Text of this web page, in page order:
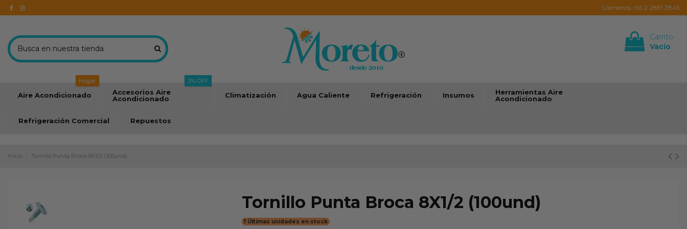
Llamenos +56 2 2881 3845
Carrito
Vacío
Aire Acondicionado
Hogar
Accesorios Aire
Acondicionado
3% OFF
Climatización Agua Caliente Refrigeración Insumos
Herramientas Aire
Acondicionado
Refrigeración Comercial Repuestos
Inicio Tornillo Punta Broca 8X1/2 (100und)
Tornillo Punta Broca 8X1/2 (100und)
Últimas unidades en stock